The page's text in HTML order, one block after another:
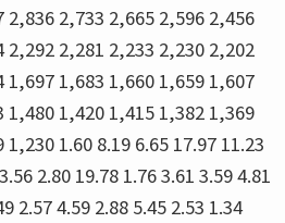
2,733 2,665 2,596 2,456
2,292 2,281 2,233 2,230 2,202
1,697 1,683 1,660 1,659 1,607
1,480 1,420 1,415 1,382 1,369
1.60 8.19 6.65 17.97 11.23
2.80 19.78 1.76 3.61 3.59 4.81
2.57 4.59 2.88 5.45 2.53 1.34